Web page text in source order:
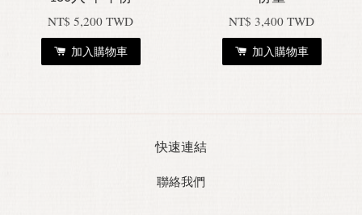
NT$ 5,200 TWD
加入購物車
NT$ 3,400 TWD
加入購物車
快速連結
聯絡我們